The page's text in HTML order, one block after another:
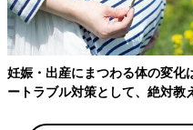
妊娠・出産にまつわる体の変化
ートラブル対策として、絶対教